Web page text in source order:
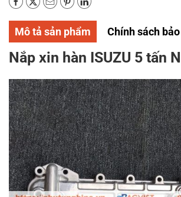
Mô tả sản phẩm Chính sách
Nắp xin hàn ISUZU 5 tấn